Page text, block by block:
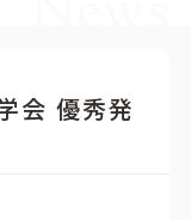
会 優秀発